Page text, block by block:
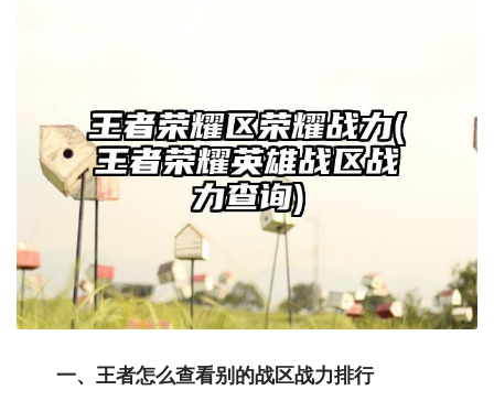
一、王者怎么查看别的战区战力排行